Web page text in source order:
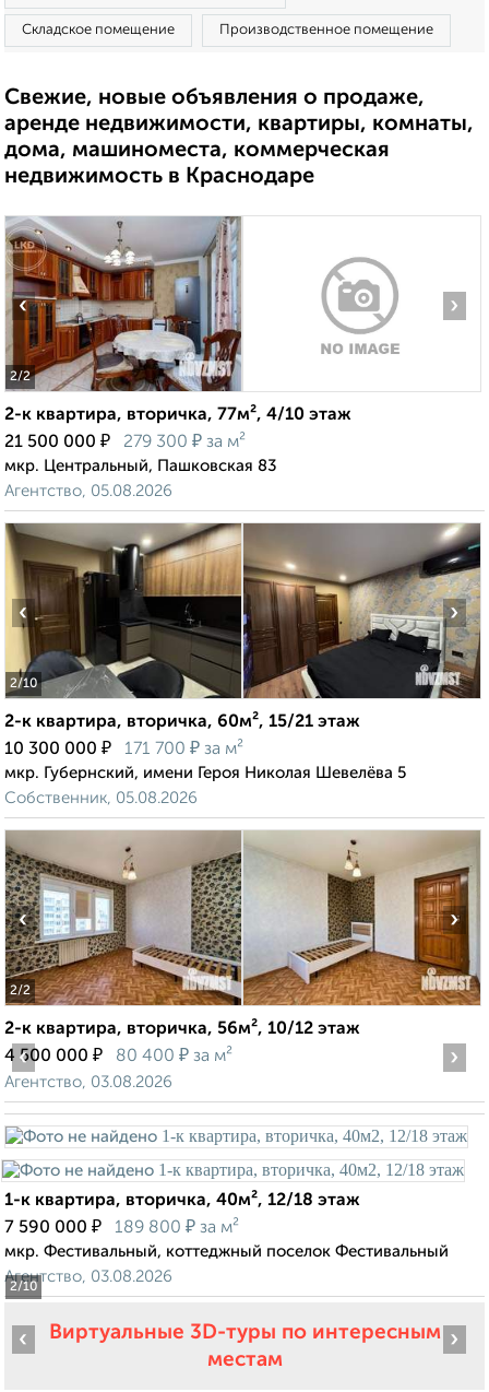
Складское помещение Производственное помещение
Свежие, новые объявления о продаже,
аренде недвижимости, квартиры, комнаты,
дома, машиноместа, коммерческая
недвижимость в Краснодаре
2/2
‹ ›
2-к квартира, вторичка, 77м², 4/10 этаж
21 500 000 ₽ 279 300 ₽ за м²
мкр. Центральный, Пашковская 83
Агентство, 05.08.2026
2/10
‹ ›
2-к квартира, вторичка, 60м², 15/21 этаж
10 300 000 ₽ 171 700 ₽ за м²
мкр. Губернский, имени Героя Николая Шевелёва 5
Собственник, 05.08.2026
2/2
‹ ›
2-к квартира, вторичка, 56м², 10/12 этаж
4 500 000 ₽ 80 400 ₽ за м²
Агентство, 03.08.2026
2/10
‹ ›
1-к квартира, вторичка, 40м², 12/18 этаж
7 590 000 ₽ 189 800 ₽ за м²
мкр. Фестивальный, коттеджный поселок Фестивальный
Агентство, 03.08.2026
Виртуальные 3D-туры по интересным
местам
‹ ›